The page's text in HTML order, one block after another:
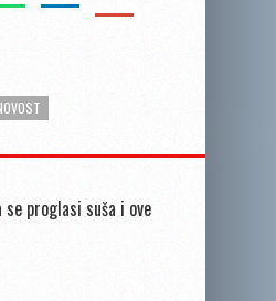
proglasi suša i ove